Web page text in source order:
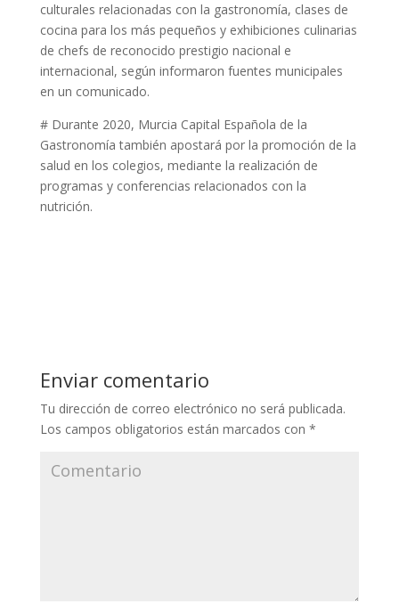
culturales relacionadas con la gastronomía, clases de
cocina para los más pequeños y exhibiciones culinarias
de chefs de reconocido prestigio nacional e
internacional, según informaron fuentes municipales
en un comunicado.
# Durante 2020, Murcia Capital Española de la
Gastronomía también apostará por la promoción de la
salud en los colegios, mediante la realización de
programas y conferencias relacionados con la
nutrición.
Enviar comentario
Tu dirección de correo electrónico no será publicada.
Los campos obligatorios están marcados con *